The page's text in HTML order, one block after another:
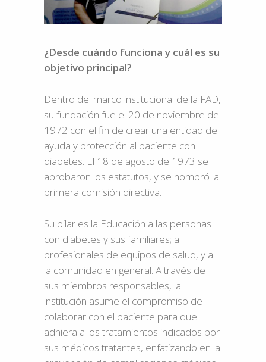
¿Desde cuándo funciona y cuál es su
objetivo principal?
Dentro del marco institucional de la FAD,
su fundación fue el 20 de noviembre de
1972 con el fin de crear una entidad de
ayuda y protección al paciente con
diabetes. El 18 de agosto de 1973 se
aprobaron los estatutos, y se nombró la
primera comisión directiva.
Su pilar es la Educación a las personas
con diabetes y sus familiares; a
profesionales de equipos de salud, y a
la comunidad en general. A través de
sus miembros responsables, la
institución asume el compromiso de
colaborar con el paciente para que
adhiera a los tratamientos indicados por
sus médicos tratantes, enfatizando en la